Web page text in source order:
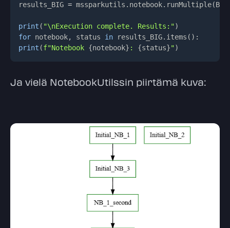
results_BIG = mssparkutils . notebook. runMultiple(
print ( "\nExecution complete. Results:")
for notebook, status in results_BIG. items ( ) :
print (f"Notebook {notebook} : {status}")
Ja vielä NotebookUtilssin piirtämä kuva: